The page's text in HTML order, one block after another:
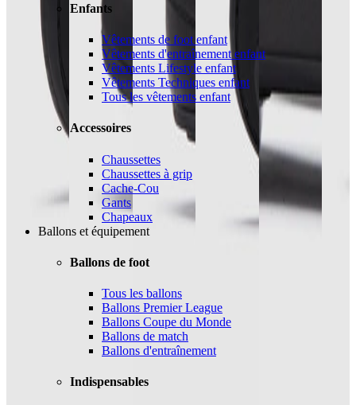
Enfants
Vêtements de foot enfant
Vêtements d'entraînement enfant
Vêtements Lifestyle enfant
Vêtements Techniques enfant
Tous les vêtements enfant
Accessoires
Chaussettes
Chaussettes à grip
Cache-Cou
Gants
Chapeaux
Ballons et équipement
Ballons de foot
Tous les ballons
Ballons Premier League
Ballons Coupe du Monde
Ballons de match
Ballons d'entraînement
Indispensables